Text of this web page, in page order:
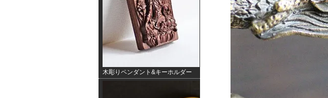
木彫りペンダント&キーホルダー